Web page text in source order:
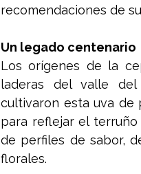
recomendaciones de
Un legado centenario
Los orígenes de la
laderas del valle del
cultivaron esta uva de
para reflejar el
de perfiles de sabor,
florales.